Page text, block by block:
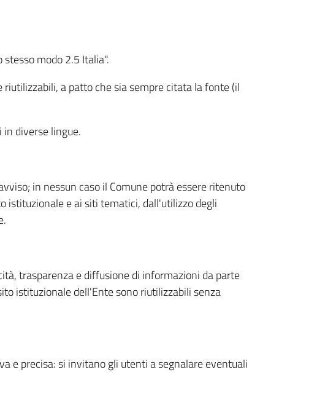
modo 2.5 Italia".
a patto che sia sempre citata la fonte (il
diverse lingue.
in nessun caso il Comune potrà essere ritenuto
istituzionale e ai siti tematici, dall'utilizzo degli
trasparenza e diffusione di informazioni da parte
istituzionale dell'Ente sono riutilizzabili senza
e precisa: si invitano gli utenti a segnalare eventuali